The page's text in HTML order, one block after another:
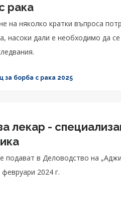
рака
на няколко кратки въпроса
насоки дали е необходимо да
за борба с рака 2025
лекар -
подават в Деловодство на
2024 г.